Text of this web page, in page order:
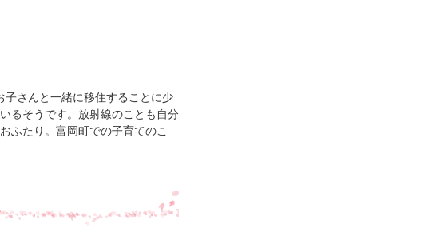
子さんと一緒に移住することに少
るそうです。放射線のことも自分
ふたり。富岡町での子育てのこ